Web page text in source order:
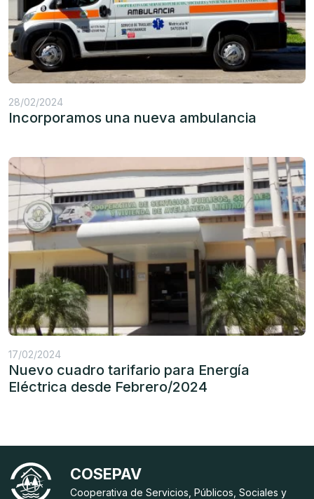
28/02/2024
Incorporamos una nueva ambulancia
17/02/2024
Nuevo cuadro tarifario para Energía
Eléctrica desde Febrero/2024
COSEPAV
Cooperativa de Servicios, Públicos, Sociales y